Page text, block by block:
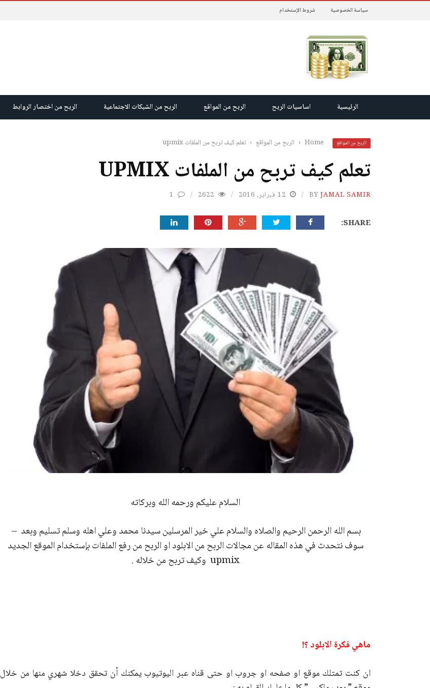
سياسة الخصوصية شروط الإستخدام
الرئيسية اساسيات الربح الربح من المواقع الربح من الشبكات الاجتماعية الربح من اختصار الروابط
الربح من المواقع Home
› الربح من المواقع › تعلم كيف تربح من الملفات upmix
تعلم كيف تربح من الملفات UPMIX
BYJAMAL SAMIR 12 فبراير، 2016 2622
1
SHARE:
السلام عليكم ورحمه الله وبركاته
بسم الله الرحمن الرحيم والصلاه والسلام علي خير المرسلين سيدنا محمد وعلي اهله وسلم تسليم وبعد –
سوف نتحدث في هذه المقاله عن مجالات الربح من الابلود او الربح من رفع الملفات بإستخدام الموقع الجديد
upmix وكيف تربح من خلاله .
ماهي فكرة الابلود ؟!
ان كنت تمتلك موقع او صفحه او جروب او حتى قناه عبر اليوتيوب يمكنك أن تحقق دخلا شهري منها من خلال